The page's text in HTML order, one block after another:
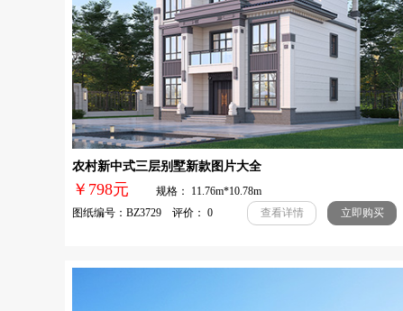
农村新中式三层别墅新款图片大全
￥798元
规格： 11.76m*10.78m
图纸编号：BZ3729 评价： 0
查看详情 立即购买